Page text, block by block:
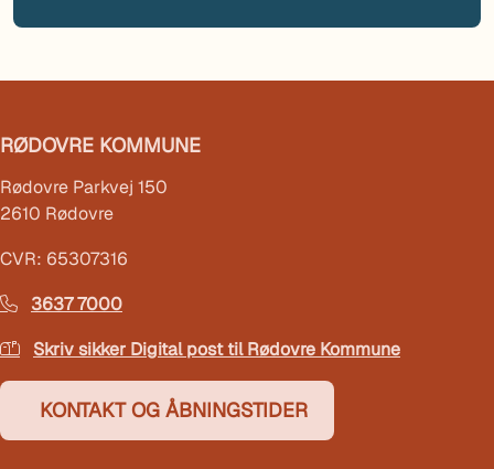
RØDOVRE KOMMUNE
Rødovre Parkvej 150
2610 Rødovre
CVR: 65307316
3637 7000
Skriv sikker Digital post til Rødovre Kommune
KONTAKT OG ÅBNINGSTIDER